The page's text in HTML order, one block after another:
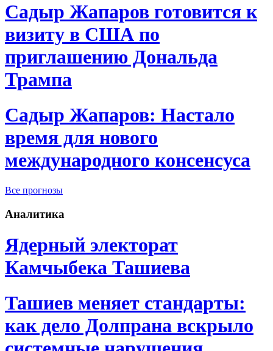
Садыр Жапаров готовится к
визиту в США по
приглашению Дональда
Трампа
Садыр Жапаров: Настало
время для нового
международного консенсуса
Все прогнозы
Аналитика
Ядерный электорат
Камчыбека Ташиева
Ташиев меняет стандарты:
как дело Долпрана вскрыло